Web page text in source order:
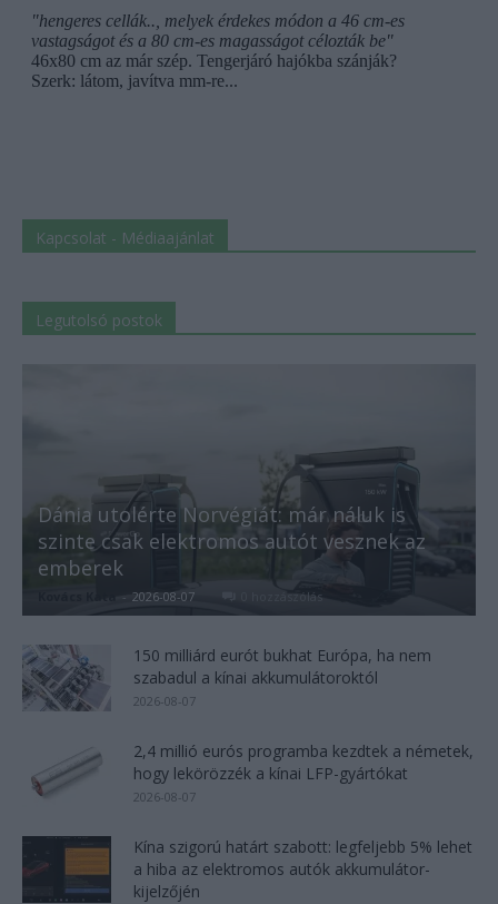
Kapcsolat - Médiaajánlat
Legutolsó postok
Dánia utolérte Norvégiát: már náluk is
szinte csak elektromos autót vesznek az
emberek
- 2026-08-07 0 hozzászólás
150 milliárd eurót bukhat Európa, ha nem
szabadul a kínai akkumulátoroktól
2026-08-07
2,4 millió eurós programba kezdtek a németek,
hogy lekörözzék a kínai LFP-gyártókat
2026-08-07
Kína szigorú határt szabott: legfeljebb 5% lehet
a hiba az elektromos autók akkumulátor-
kijelzőjén